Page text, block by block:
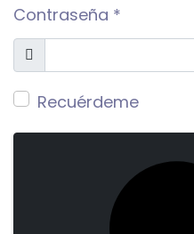
Contraseña *
Mostrar
Recuérdeme